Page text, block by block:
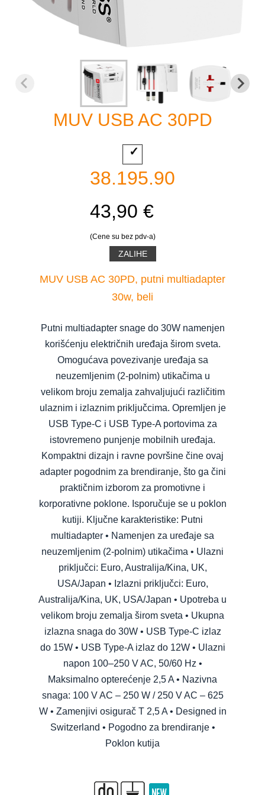
MUV USB AC 30PD
38.195.90
43,90 €
(Cene su bez pdv-a)
ZALIHE
MUV USB AC 30PD, putni multiadapter
30w, beli
Putni multiadapter snage do 30W namenjen
korišćenju električnih uređaja širom sveta.
Omogućava povezivanje uređaja sa
neuzemljenim (2-polnim) utikačima u
velikom broju zemalja zahvaljujući različitim
ulaznim i izlaznim priključcima. Opremljen je
USB Type-C i USB Type-A portovima za
istovremeno punjenje mobilnih uređaja.
Kompaktni dizajn i ravne površine čine ovaj
adapter pogodnim za brendiranje, što ga čini
praktičnim izborom za promotivne i
korporativne poklone. Isporučuje se u poklon
kutiji. Ključne karakteristike: Putni
multiadapter • Namenjen za uređaje sa
neuzemljenim (2-polnim) utikačima • Ulazni
priključci: Euro, Australija/Kina, UK,
USA/Japan • Izlazni priključci: Euro,
Australija/Kina, UK, USA/Japan • Upotreba u
velikom broju zemalja širom sveta • Ukupna
izlazna snaga do 30W • USB Type-C izlaz
do 15W • USB Type-A izlaz do 12W • Ulazni
napon 100–250 V AC, 50/60 Hz •
Maksimalno opterećenje 2,5 A • Nazivna
snaga: 100 V AC – 250 W / 250 V AC – 625
W • Zamenjivi osigurač T 2,5 A • Designed in
Switzerland • Pogodno za brendiranje •
Poklon kutija